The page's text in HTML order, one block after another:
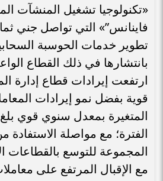
«تكنولوجيا تشغيل المنشآت
فاينانس”» التي تواصل جني
تطوير خدمات الحوسبة
بانتشارها في ذلك القطاع
ارتفعت إيرادات قطاع إدارة
قوية بفضل نمو إيرادات
الفترة؛ مع مواصلة
المجموعة للتوسع بالقطاعات
مع الإقبال المرتفع على